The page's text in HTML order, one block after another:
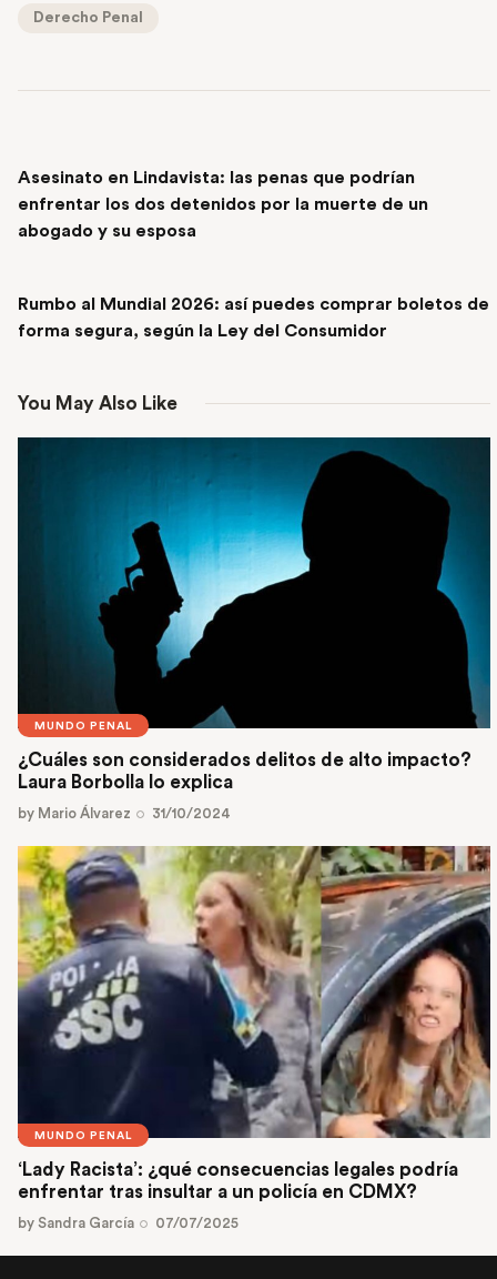
Derecho Penal
Asesinato en Lindavista: las penas que podrían
enfrentar los dos detenidos por la muerte de un
abogado y su esposa
Rumbo al Mundial 2026: así puedes comprar boletos de
forma segura, según la Ley del Consumidor
You May Also Like
MUNDO PENAL
¿Cuáles son considerados delitos de alto impacto?
Laura Borbolla lo explica
by Mario Álvarez 31/10/2024
MUNDO PENAL
‘Lady Racista’: ¿qué consecuencias legales podría
enfrentar tras insultar a un policía en CDMX?
by Sandra García 07/07/2025